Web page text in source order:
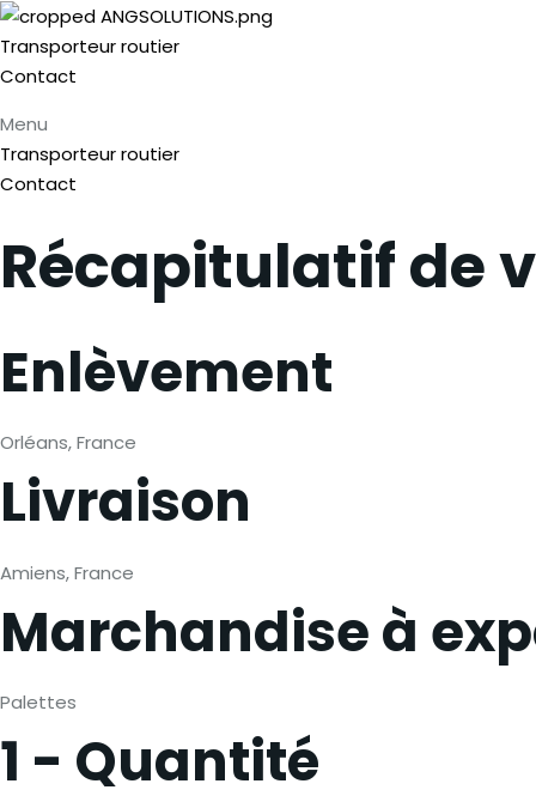
Transporteur routier
Contact
Menu
Transporteur routier
Contact
Récapitulatif de
Enlèvement
Orléans, France
Livraison
Amiens, France
Marchandise à
Palettes
1 - Quantité